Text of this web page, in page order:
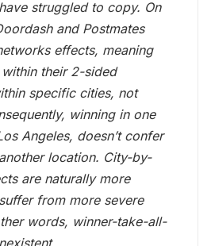
struggled to copy. On
and Postmates
effects, meaning
their 2-sided
specific cities, not
winning in one
Angeles, doesn’t confer
location. City-by-
are naturally more
from more severe
words, winner-take-all-